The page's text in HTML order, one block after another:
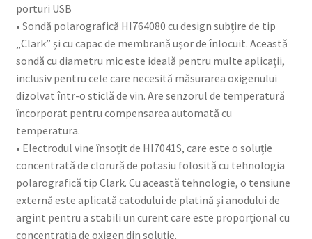
porturi USB
• Sondă polarografică HI764080 cu design subțire de tip
„Clark” și cu capac de membrană ușor de înlocuit. Această
sondă cu diametru mic este ideală pentru multe aplicații,
inclusiv pentru cele care necesită măsurarea oxigenului
dizolvat într-o sticlă de vin. Are senzorul de temperatură
încorporat pentru compensarea automată cu
temperatura.
• Electrodul vine însoțit de HI7041S, care este o soluție
concentrată de clorură de potasiu folosită cu tehnologia
polarografică tip Clark. Cu această tehnologie, o tensiune
externă este aplicată catodului de platină și anodului de
argint pentru a stabili un curent care este proporțional cu
concentrația de oxigen din soluție.